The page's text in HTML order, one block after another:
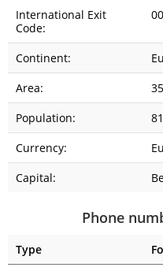
International Exit
Code:
00
Continent:
Area:
Population:
Currency:
Capital:
Phone
Type